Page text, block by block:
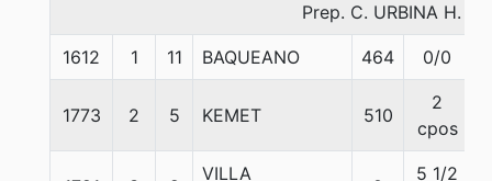
Prep. C. URBINA H.
1612 1 11 BAQUEANO 464 0/0
1773 2 5 KEMET 510
2
cpos
VILLA
5 1/2